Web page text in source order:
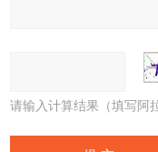
请输入计算结果（填写阿